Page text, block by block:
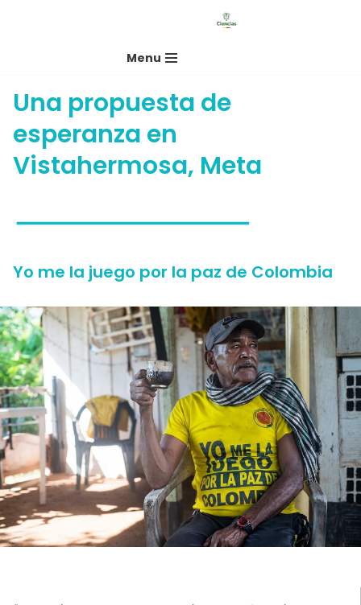
Menu
Una propuesta de
esperanza en
Vistahermosa, Meta
Yo me la juego por la paz de Colombia